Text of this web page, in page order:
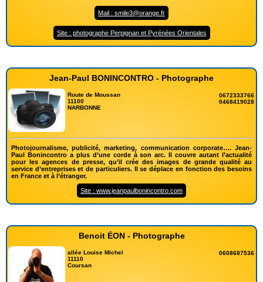
Mail : smile3@orange.fr
Site : photographe Perpignan et Pyrénées Orientales
Jean-Paul BONINCONTRO - Photographe
Route de Moussan
11100
NARBONNE
0672333766
0468419028
Photojournalisme, publicité, marketing, communication corporate…. Jean-
Paul Bonincontro a plus d’une corde à son arc. Il couvre autant l’actualité
pour les agences de presse, qu’il crée des images de grande qualité au
service d’entreprises et de particuliers. Il se déplace en fonction des besoins
en France et à l’étranger.
Site : www.jeanpaulbonincontro.com
Benoit ÉON - Photographe
allée Louise Michel
11110
Coursan
0608687536